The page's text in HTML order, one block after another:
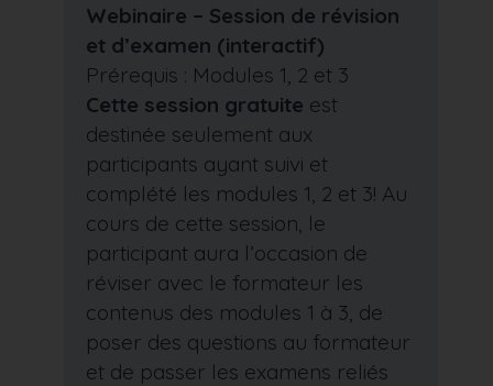
Webinaire – Session de révision
et d’examen (interactif)
Prérequis : Modules 1, 2 et 3
Cette session gratuite est
destinée seulement aux
participants ayant suivi et
complété les modules 1, 2 et 3! Au
cours de cette session, le
participant aura l’occasion de
réviser avec le formateur les
contenus des modules 1 à 3, de
poser des questions au formateur
et de passer les examens reliés